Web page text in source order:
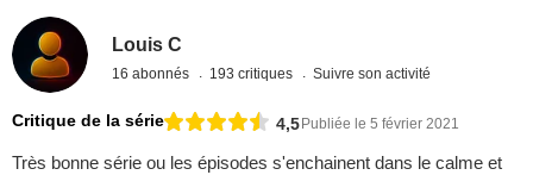
Louis C
16 abonnés 193 critiques Suivre son activité
Critique de la série 4,5 Publiée le 5 février 2021
Très bonne série ou les épisodes s'enchainent dans le calme et